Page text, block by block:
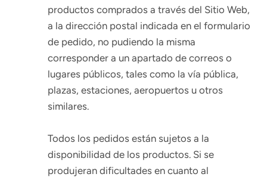
productos comprados a través del Sitio Web,
a la dirección postal indicada en el formulario
de pedido, no pudiendo la misma
corresponder a un apartado de correos o
lugares públicos, tales como la vía pública,
plazas, estaciones, aeropuertos u otros
similares.
Todos los pedidos están sujetos a la
disponibilidad de los productos. Si se
produjeran dificultades en cuanto al